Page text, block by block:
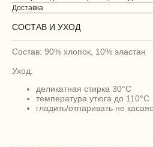
Доставка
СОСТАВ И УХОД
Состав: 90% хлопок, 10% эластан
Уход:
деликатная стирка 30°C
температура утюга до 110°C
гладить/отпаривать не